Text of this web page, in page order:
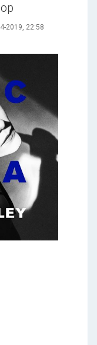
2019, 22:58